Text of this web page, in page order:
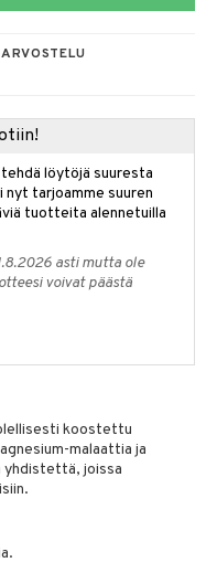
löytöjä suuresta
nyt tarjoamme suuren
tuotteita alennetuilla
asti mutta ole
voivat päästä
koostettu
malaattia ja
yhdistettä, joissa